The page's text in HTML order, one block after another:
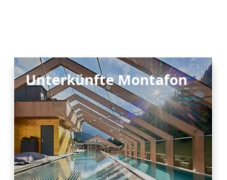
Unterkünfte Montafon